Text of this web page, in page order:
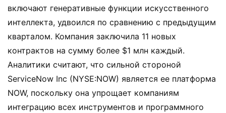
включают генеративные функции искусственного
интеллекта, удвоился по сравнению с предыдущим
кварталом. Компания заключила 11 новых
контрактов на сумму более $1 млн каждый.
Аналитики считают, что сильной стороной
ServiceNow Inc (NYSE:NOW) является ее платформа
NOW, поскольку она упрощает компаниям
интеграцию всех инструментов и программного